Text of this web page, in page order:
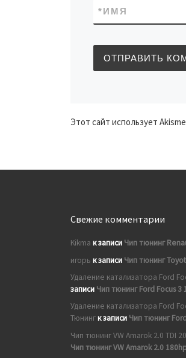
ИМЯ
*
Этот сайт использует
Свежие комментарии
Kikma к записи Чип тюнинг
игорь к записи Чип тюнинг
Удаление катализатора Ford
записи Чип тюнинг Ford Focus 3
Удаление катализатора Ford
Тюнингк записи Чип тюнинг
Чип тюнинг VW Amarok 2.0 TDI
Чип тюнинг VW Amarok 2.0